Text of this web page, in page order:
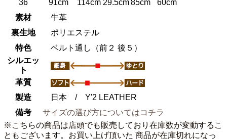
36
91cm 114cm 29.5cm85cm
60cm
素材
牛革
裏生地
ポリエステル
特色
ベルト通し（前２ 後５）
シルエッ
ト
革質
製造
日本 / Y'2 LEATHER
備考
サイズの選び方についてはコチラ
※こちらの商品は店頭でも販売しており在庫数が変動するこ
ともございます。お買い上げ頂いた 商品が在庫切れになっ